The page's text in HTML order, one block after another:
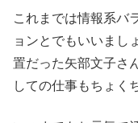
これまでは情報系バ
ョンとでもいいまし
置だった矢部文子さ
しての仕事もちょく